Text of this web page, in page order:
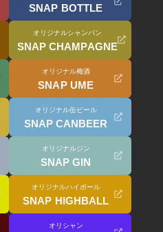
SNAP BOTTLE
オリジナルシャンパン
SNAP CHAMPAGNE
オリジナル梅酒
SNAP UME
オリジナル缶ビール
SNAP CANBEER
オリジナルジン
SNAP GIN
オリジナルハイボール
SNAP HIGHBALL
オリシャン